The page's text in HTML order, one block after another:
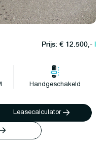
Prijs: € 12.500,-l
Handgeschakeld
Leasecalculator